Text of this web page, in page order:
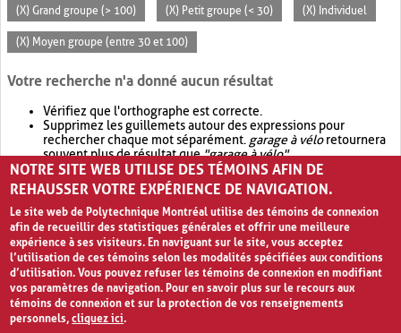
(X) Grand groupe (> 100) (X) Petit groupe (< 30) (X) Individuel
(X) Moyen groupe (entre 30 et 100)
Votre recherche n'a donné aucun résultat
Vérifiez que l'orthographe est correcte.
Supprimez les guillemets autour des expressions pour
rechercher chaque mot séparément. garage à véloretournera
souvent plus de résultat que"garage à vélo".
Envisagez d'élargir votre recherche avec OR.garage OR vélo
retournera souvent plus de résultat quegarage à vélo
NOTRE SITE WEB UTILISE DES TÉMOINS AFIN DE
REHAUSSER VOTRE EXPÉRIENCE DE NAVIGATION.
Le site web de Polytechnique Montréal utilise des témoins de connexion
afin de recueillir des statistiques générales et offrir une meilleure
expérience à ses visiteurs. En naviguant sur le site, vous acceptez
l’utilisation de ces témoins selon les modalités spécifiées aux conditions
d’utilisation. Vous pouvez refuser les témoins de connexion en modifiant
vos paramètres de navigation. Pour en savoir plus sur le recours aux
témoins de connexion et sur la protection de vos renseignements
personnels,cliquez ici.